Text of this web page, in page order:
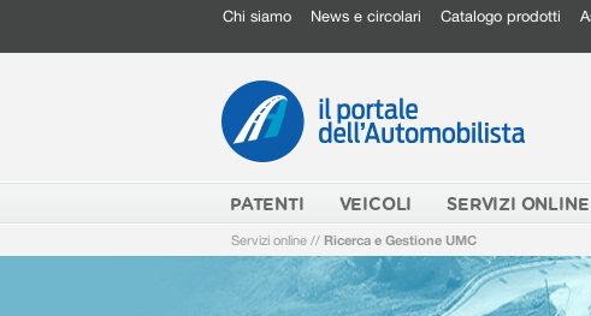
Chi siamo News e circolari Catalogo prodotti
PATENTI VEICOLI SERVIZI ONLINE
Servizi online // Ricerca e Gestione UMC